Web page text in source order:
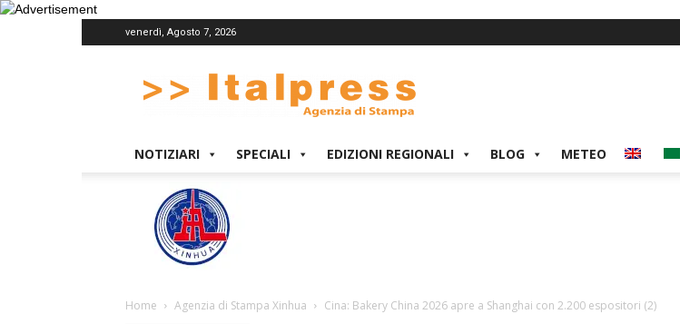
venerdì, Agosto 7, 2026
NOTIZIARI SPECIALI EDIZIONI REGIONALI BLOG METEO
Home Agenzia di Stampa Xinhua Cina: Bakery China 2026 apre a Shanghai con 2.200 espositori (2)